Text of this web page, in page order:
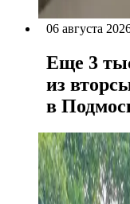
06 августа
Еще 3
из
в